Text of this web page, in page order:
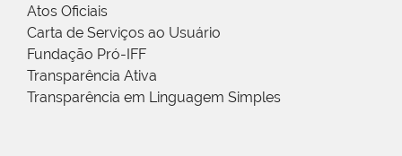
Atos Oficiais
Carta de Serviços ao Usuário
Fundação Pró-IFF
Transparência Ativa
Transparência em Linguagem Simples